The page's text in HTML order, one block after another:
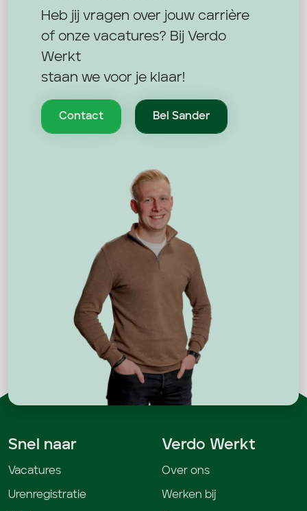
Heb jij vragen over jouw carrière
of onze vacatures? Bij Verdo
Werkt
staan we voor je klaar!
Contact Bel Sander
Snel naar
Vacatures
Urenregistratie
Verdo Werkt
Over ons
Werken bij